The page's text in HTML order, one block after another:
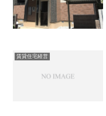
賃貸住宅経営